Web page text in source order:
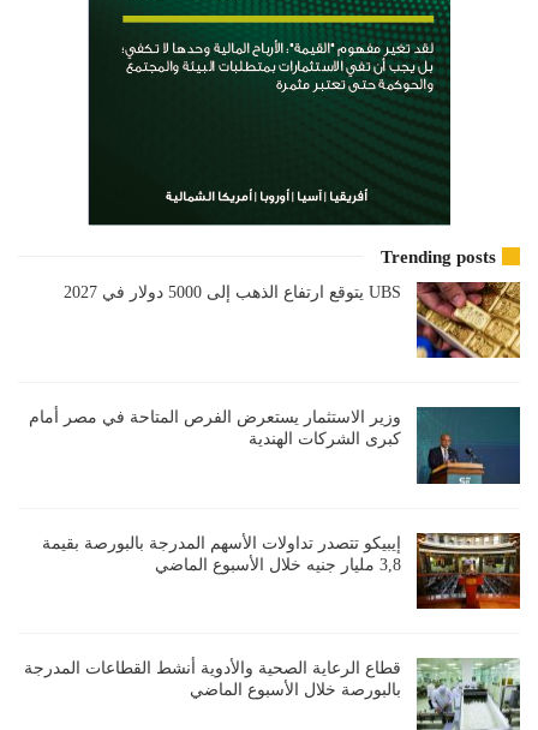
Trending posts
UBS يتوقع ارتفاع الذهب إلى 5000 دولار في 2027
وزير الاستثمار يستعرض الفرص المتاحة في مصر أمام
كبرى الشركات الهندية
إيبيكو تتصدر تداولات الأسهم المدرجة بالبورصة بقيمة
3,8 مليار جنيه خلال الأسبوع الماضي
قطاع الرعاية الصحية والأدوية أنشط القطاعات المدرجة
بالبورصة خلال الأسبوع الماضي